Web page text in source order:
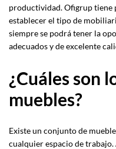
productividad. Ofigrup tiene
establecer el tipo de
siempre se podrá tener la
adecuados y de excelente
¿Cuáles son
muebles?
Existe un conjunto de
cualquier espacio de trabajo.